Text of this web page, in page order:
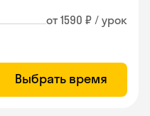
от 1590 ₽ / урок
Выбрать время